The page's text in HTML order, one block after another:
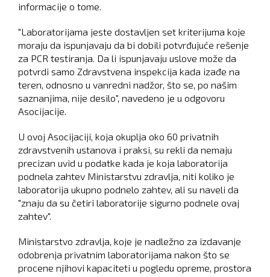
informacije o tome.
"Laboratorijama jeste dostavljen set kriterijuma koje
moraju da ispunjavaju da bi dobili potvrđujuće rešenje
za PCR testiranja. Da li ispunjavaju uslove može da
potvrdi samo Zdravstvena inspekcija kada izađe na
teren, odnosno u vanredni nadžor, što se, po našim
saznanjima, nije desilo", navedeno je u odgovoru
Asocijacije.
U ovoj Asocijaciji, koja okuplja oko 60 privatnih
zdravstvenih ustanova i praksi, su rekli da nemaju
precizan uvid u podatke kada je koja laboratorija
podnela zahtev Ministarstvu zdravlja, niti koliko je
laboratorija ukupno podnelo zahtev, ali su naveli da
"znaju da su četiri laboratorije sigurno podnele ovaj
zahtev".
Ministarstvo zdravlja, koje je nadležno za izdavanje
odobrenja privatnim laboratorijama nakon što se
procene njihovi kapaciteti u pogledu opreme, prostora